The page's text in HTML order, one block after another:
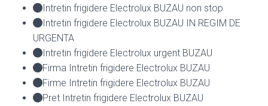
Intretin frigidere Electrolux BUZAU non stop
Intretin frigidere Electrolux BUZAU IN REGIM DE
URGENTA
Intretin frigidere Electrolux urgent BUZAU
Firma Intretin frigidere Electrolux BUZAU
Firme Intretin frigidere Electrolux BUZAU
Pret Intretin frigidere Electrolux BUZAU